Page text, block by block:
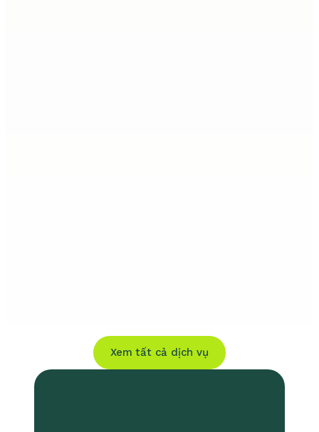
Xem tất cả dịch vụ